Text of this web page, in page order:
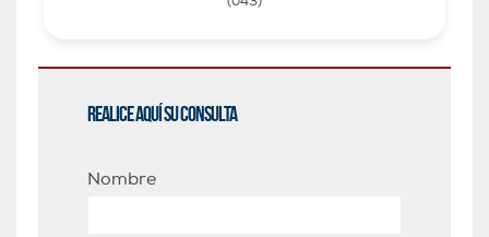
Realice aquí su consulta
Nombre